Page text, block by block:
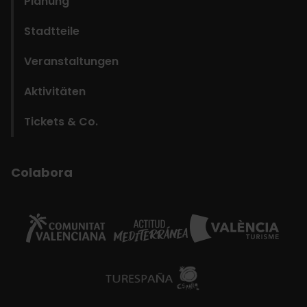
Stadtteile
Veranstaltungen
Aktivitäten
Tickets & Co.
Colabora